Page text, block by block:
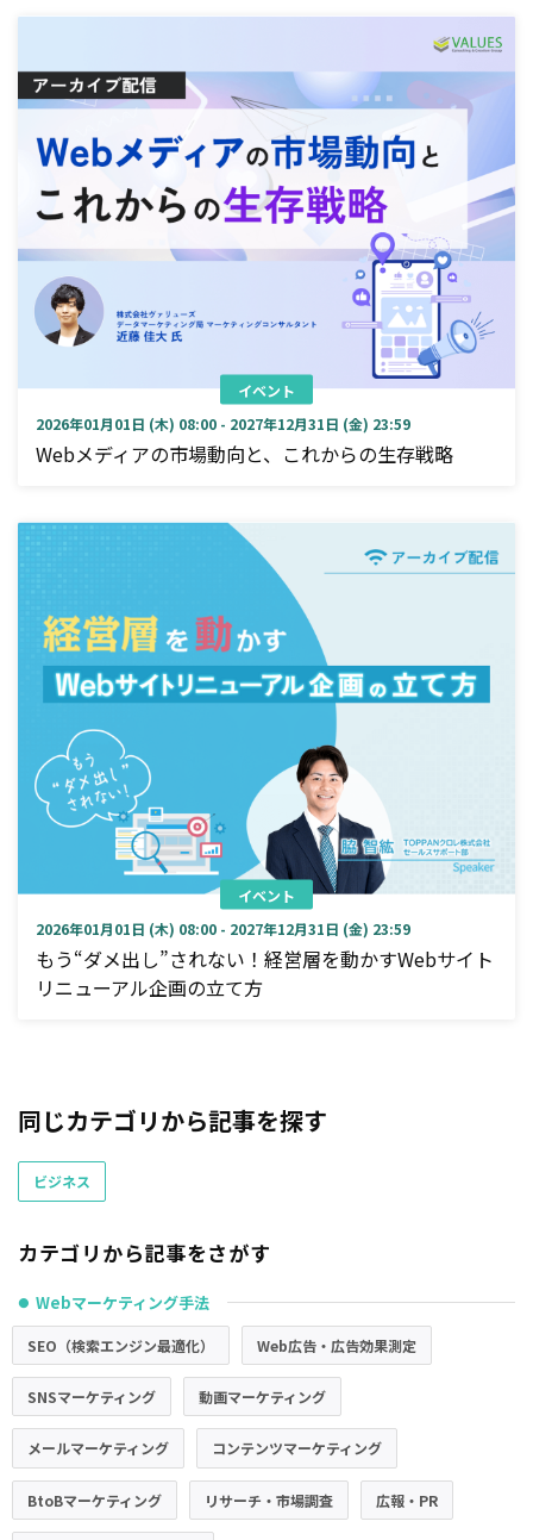
イベント
2026年01月01日 (木) 08:00 - 2027年12月31日 (金) 23:59
Webメディアの市場動向と、これからの生存戦略
イベント
2026年01月01日 (木) 08:00 - 2027年12月31日 (金) 23:59
もう“ダメ出し”されない！経営層を動かすWebサイト
リニューアル企画の立て方
同じカテゴリから記事を探す
ビジネス
カテゴリから記事をさがす
● Webマーケティング手法
SEO（検索エンジン最適化） Web広告・広告効果測定
SNSマーケティング 動画マーケティング
メールマーケティング コンテンツマーケティング
BtoBマーケティング リサーチ・市場調査 広報・PR